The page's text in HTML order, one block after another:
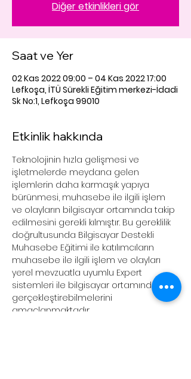
Diğer etkinlikleri gör
Saat ve Yer
02 Kas 2022 09:00 – 04 Kas 2022 17:00
Lefkoşa, İTÜ Sürekli Eğitim merkezi-İdadi
Sk No:1, Lefkoşa 99010
Etkinlik hakkında
Teknolojinin hızla gelişmesi ve
işletmelerde meydana gelen
işlemlerin daha karmaşık yapıya
bürünmesi, muhasebe ile ilgili işlem
ve olayların bilgisayar ortamında takip
edilmesini gerekli kılmıştır. Bu gereklilik
doğrultusunda Bilgisayar Destekli
Muhasebe Eğitimi ile katılımcıların
muhasebe ile ilgili işlem ve olayları
yerel mevzuatla uyumlu Expert
sistemleri ile bilgisayar ortamında
gerçekleştirebilmelerini
amaçlanmaktadır.